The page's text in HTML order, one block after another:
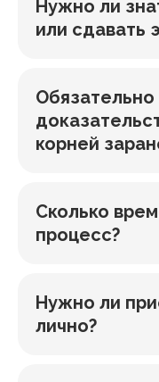
Нужно ли
или сдавать
Обязательно
корней
Сколько
процесс?
Нужно ли
лично?